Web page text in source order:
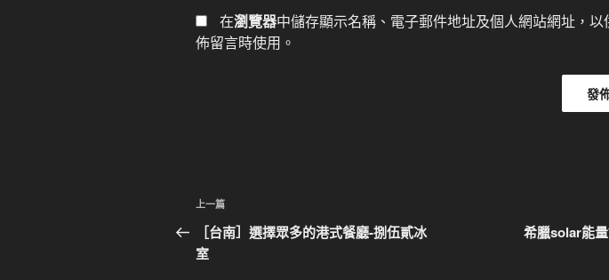
在瀏覽器中儲存顯示名稱、電子郵件地址及個人網站網址，以
佈留言時使用。
文
章
導
上
一
篇
上一篇
［台南］選擇眾多的港式餐廳-捌伍貳冰
室
希臘solar能